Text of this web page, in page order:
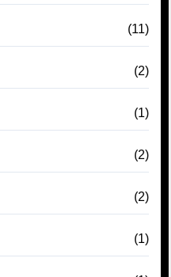
(11)
(2)
(1)
(2)
(2)
(1)